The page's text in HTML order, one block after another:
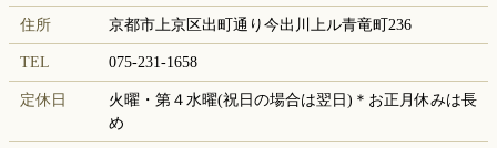
住所 京都市上京区出町通り今出川上ル青竜町236
TEL 075-231-1658
定休日
火曜・第４水曜(祝日の場合は翌日)＊お正月休みは長
め